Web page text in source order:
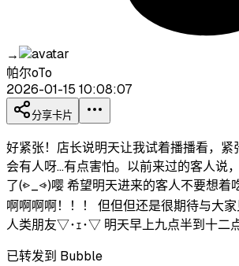
→
帕尔oTo
2026-01-15 10:08:07
分享卡片
好紧张！店长说明天让我试着播播看，紧
会有人呀...有点害怕。以前来过的客人说
了(⩺_⩹)嘤 希望明天进来的客人不要想着
啊啊啊啊！！！ 但但但还是很期待与大
人类朋友▽･ｪ･▽ 明天早上九点半到十二
已转发到 Bubble